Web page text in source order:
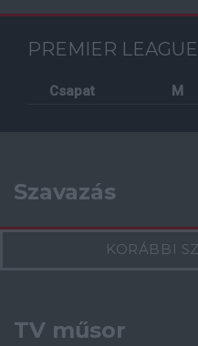
PREMIER
Csapat M
Szavazás
KORÁBBI
TV műsor